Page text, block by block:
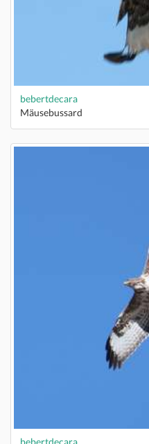
bebertdecara
Mäusebussard
bebertdecara